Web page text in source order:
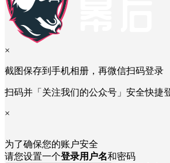
×
截图保存到手机相册，再微信扫码登录
扫码并「关注我们的公众号」安全快捷
×
为了确保您的账户安全
请您设置一个登录用户名和密码